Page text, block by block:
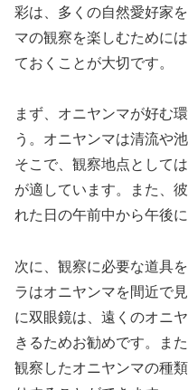
彩は、多くの自然愛好家
マの観察を楽しむために
ておくことが大切です。
まず、オニヤンマが好む
う。オニヤンマは清流や
そこで、観察地点として
が適しています。また、
れた日の午前中から午後
次に、観察に必要な道具
ラはオニヤンマを間近で
に双眼鏡は、遠くのオニ
きるためお勧めです。ま
観察したオニヤンマの種